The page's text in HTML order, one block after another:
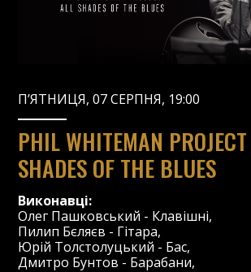
П’ЯТНИЦЯ, 07 СЕРПНЯ, 19:00
PHIL WHITEMAN
SHADES OF THE BLUES
Виконавці:
Олег Пашковський - Клавішні,
Пилип Бєляєв - Гітара,
Юрій Толстолуцький - Бас,
Дмитро Бунтов - Барабани,